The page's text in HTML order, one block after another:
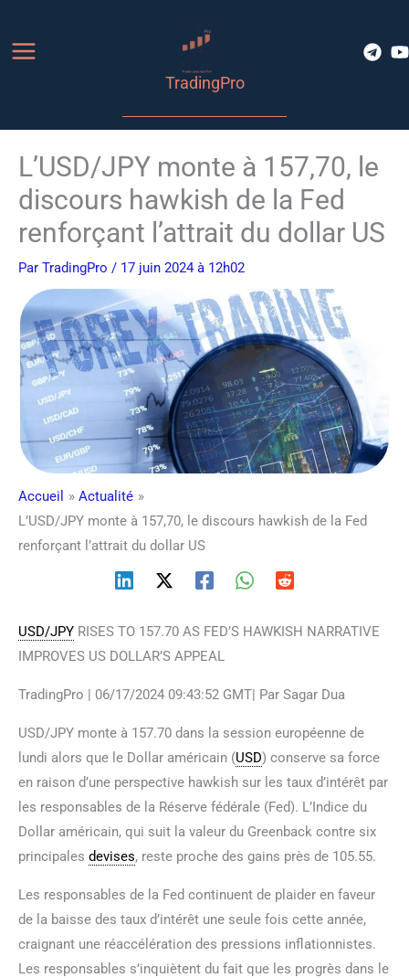
contenu
TradingPro
L’USD/JPY monte à 157,70, le
discours hawkish de la Fed
renforçant l’attrait du dollar US
Par TradingPro / 17 juin 2024 à 12h02
Accueil
Actualité
L’USD/JPY monte à 157,70, le discours hawkish de la Fed
renforçant l’attrait du dollar US
USD/JPY RISES TO 157.70 AS FED’S HAWKISH NARRATIVE
IMPROVES US DOLLAR’S APPEAL
TradingPro | 06/17/2024 09:43:52 GMT| Par Sagar Dua
USD/JPY monte à 157.70 dans la session européenne de
lundi alors que le Dollar américain (USD) conserve sa force
en raison d’une perspective hawkish sur les taux d’intérêt par
les responsables de la Réserve fédérale (Fed). L’Indice du
Dollar américain, qui suit la valeur du Greenback contre six
principales devises, reste proche des gains près de 105.55.
Les responsables de la Fed continuent de plaider en faveur
de la baisse des taux d’intérêt une seule fois cette année,
craignant une réaccélération des pressions inflationnistes.
Les responsables s’inquiètent du fait que les progrès dans le